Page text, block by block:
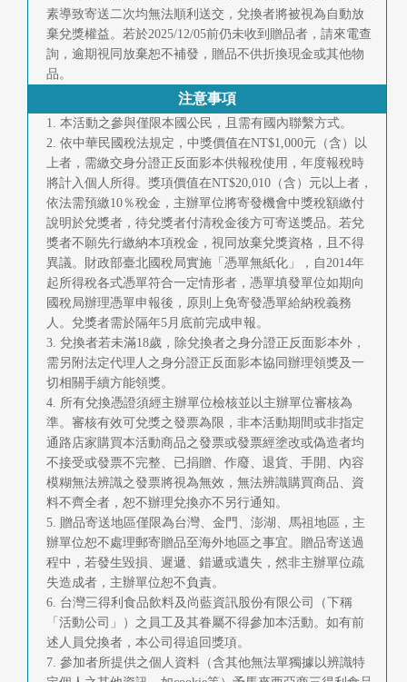
素導致寄送二次均無法順利送交，兌換者將被視為自動放
棄兌獎權益。若於2025/12/05前仍未收到贈品者，請來電查
詢，逾期視同放棄恕不補發，贈品不供折換現金或其他物
品。
注意事項
1. 本活動之參與僅限本國公民，且需有國內聯繫方式。
2. 依中華民國稅法規定，中獎價值在NT$1,000元（含）以
上者，需繳交身分證正反面影本供報稅使用，年度報稅時
將計入個人所得。獎項價值在NT$20,010（含）元以上者，
依法需預繳10％稅金，主辦單位將寄發機會中獎稅額繳付
說明於兌獎者，待兌獎者付清稅金後方可寄送獎品。若兌
獎者不願先行繳納本項稅金，視同放棄兌獎資格，且不得
異議。財政部臺北國稅局實施「憑單無紙化」，自2014年
起所得稅各式憑單符合一定情形者，憑單填發單位如期向
國稅局辦理憑單申報後，原則上免寄發憑單給納稅義務
人。兌獎者需於隔年5月底前完成申報。
3. 兌換者若未滿18歲，除兌換者之身分證正反面影本外，
需另附法定代理人之身分證正反面影本協同辦理領獎及一
切相關手續方能領獎。
4. 所有兌換憑證須經主辦單位檢核並以主辦單位審核為
準。審核有效可兌獎之發票為限，非本活動期間或非指定
通路店家購買本活動商品之發票或發票經塗改或偽造者均
不接受或發票不完整、已捐贈、作廢、退貨、手開、內容
模糊無法辨識之發票將視為無效，無法辨識購買商品、資
料不齊全者，恕不辦理兌換亦不另行通知。
5. 贈品寄送地區僅限為台灣、金門、澎湖、馬祖地區，主
辦單位恕不處理郵寄贈品至海外地區之事宜。贈品寄送過
程中，若發生毀損、遲遞、錯遞或遺失，然非主辦單位疏
失造成者，主辦單位恕不負責。
6. 台灣三得利食品飲料及尚藍資訊股份有限公司（下稱
「活動公司」）之員工及其眷屬不得參加本活動。如有前
述人員兌換者，本公司得追回獎項。
7. 參加者所提供之個人資料（含其他無法單獨據以辨識特